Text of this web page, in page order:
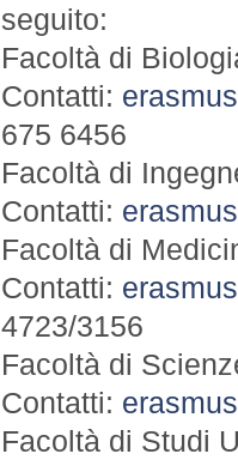
seguito:
Facoltà di
Contatti:
675 6456
Facoltà di
Contatti:
Facoltà di
Contatti:
4723/3156
Facoltà di
Contatti:
Facoltà di Studi